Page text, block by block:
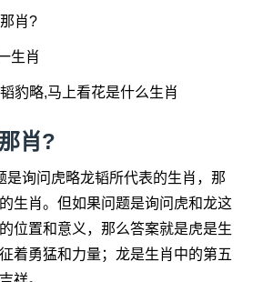
肖?
生肖
豹略,马上看花是什么生肖
肖?
是询问虎略龙韬所代表的生肖，那
生肖。但如果问题是询问虎和龙这
位置和意义，那么答案就是虎是生
着勇猛和力量；龙是生肖中的第五